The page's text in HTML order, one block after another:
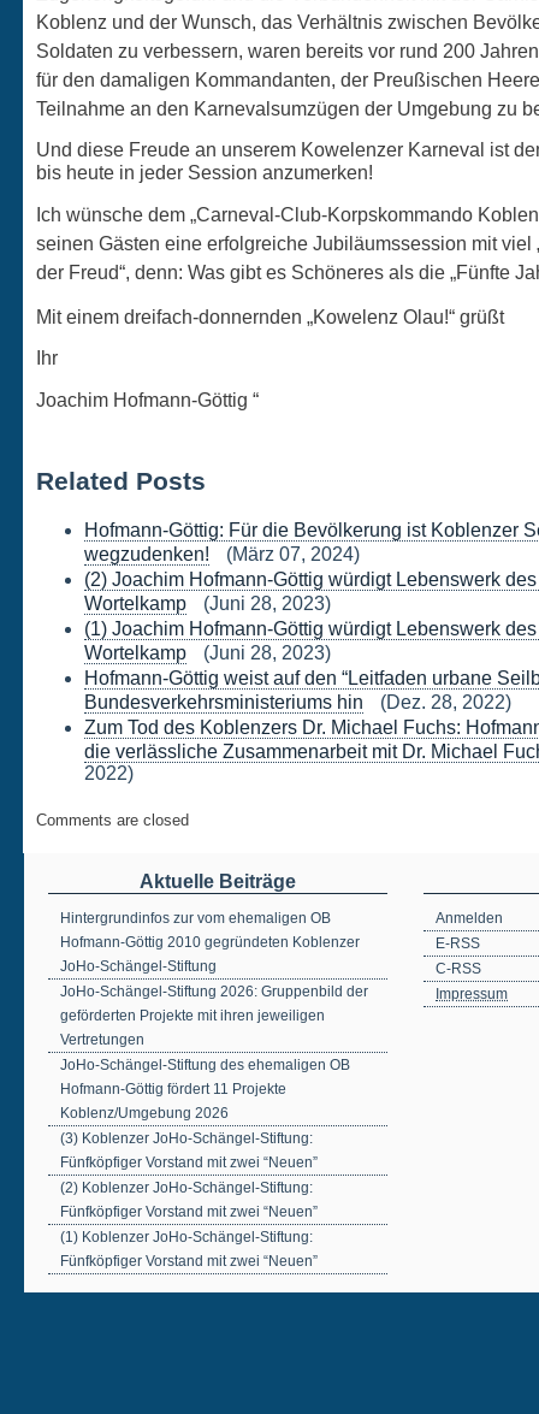
Koblenz und der Wunsch, das Verhältnis zwischen
Soldaten zu verbessern, waren bereits vor rund 200
für den damaligen Kommandanten, der Preußischen
Teilnahme an den Karnevalsumzügen der Umgebung zu
Und diese Freude an unserem Kowelenzer Karneval ist
bis heute in jeder Session anzumerken!
Ich wünsche dem „Carneval-Club-Korpskommando
seinen Gästen eine erfolgreiche Jubiläumssession mit viel
der Freud“, denn: Was gibt es Schöneres als die „Fünfte
Mit einem dreifach-donnernden „Kowelenz Olau!“ grüßt
Ihr
Joachim Hofmann-Göttig “
Related Posts
Hofmann-Göttig: Für die Bevölkerung ist Koblenzer
wegzudenken!
(März 07, 2024)
(2) Joachim Hofmann-Göttig würdigt Lebenswerk
Wortelkamp
(Juni 28, 2023)
(1) Joachim Hofmann-Göttig würdigt Lebenswerk
Wortelkamp
(Juni 28, 2023)
Hofmann-Göttig weist auf den “Leitfaden urbane
Bundesverkehrsministeriums hin
(Dez. 28, 2022)
Zum Tod des Koblenzers Dr. Michael Fuchs:
die verlässliche Zusammenarbeit mit Dr. Michael
2022)
Comments are closed
Aktuelle Beiträge
Hintergrundinfos zur vom ehemaligen OB
Hofmann-Göttig 2010 gegründeten Koblenzer
JoHo-Schängel-Stiftung
JoHo-Schängel-Stiftung 2026: Gruppenbild der
geförderten Projekte mit ihren jeweiligen
Vertretungen
JoHo-Schängel-Stiftung des ehemaligen OB
Hofmann-Göttig fördert 11 Projekte
Koblenz/Umgebung 2026
(3) Koblenzer JoHo-Schängel-Stiftung:
Fünfköpfiger Vorstand mit zwei “Neuen”
(2) Koblenzer JoHo-Schängel-Stiftung:
Fünfköpfiger Vorstand mit zwei “Neuen”
(1) Koblenzer JoHo-Schängel-Stiftung:
Fünfköpfiger Vorstand mit zwei “Neuen”
Anmelden
E-RSS
C-RSS
Impressum